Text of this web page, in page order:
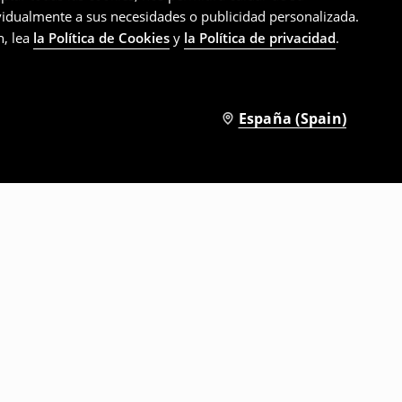
a sus necesidades o publicidad personalizada.
lea la Política de Cookies y la Política de privacidad.
España (Spain)